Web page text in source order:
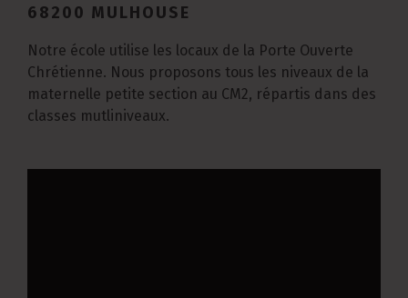
68200 MULHOUSE
Notre école utilise les locaux de la Porte Ouverte
Chrétienne. Nous proposons tous les niveaux de la
maternelle petite section au CM2, répartis dans des
classes mutliniveaux.